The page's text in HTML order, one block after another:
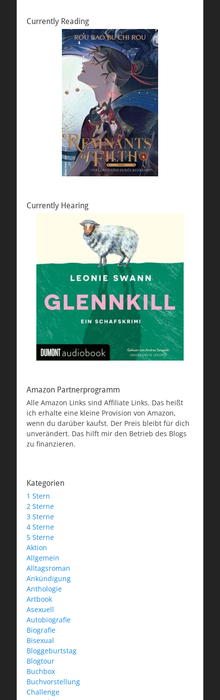
Currently Reading
Currently Hearing
Amazon Partnerprogramm
Alle Amazon Links sind Affiliate Links. Das heißt
ich erhalte eine kleine Provision von Amazon,
wenn du darüber kaufst. Der Preis bleibt für dich
unverändert. Das hilft mir den Betrieb des Blogs
zu finanzieren.
Kategorien
1 Stern
2 Sterne
3 Sterne
4 Sterne
5 Sterne
Aktion
Allgemein
Alltagsroman
Ankündigung
Anthologie
Artbook
Asexuell
Autobiografie
Biografie
Bisexual
Bloggeburtstag
Blogtour
Buchbox
Buchvorstellung
Challenge